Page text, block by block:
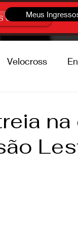
OffroadMeus
Velocross